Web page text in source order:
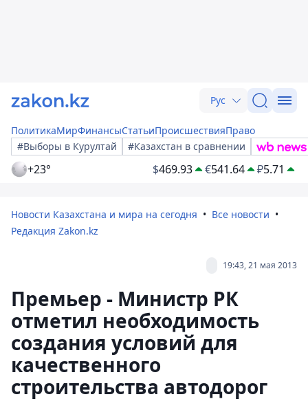
Рус
ПолитикаМирФинансыСтатьиПроисшествияПраво
#Выборы в Курултай
#Казахстан в сравнении
+23° $469.93 €541.64 ₽5.71
Новости Казахстана и мира на сегодня
Все новости
Редакция Zakon.kz
19:43, 21 мая 2013
Премьер - Министр РК
отметил необходимость
создания условий для
качественного
строительства автодорог